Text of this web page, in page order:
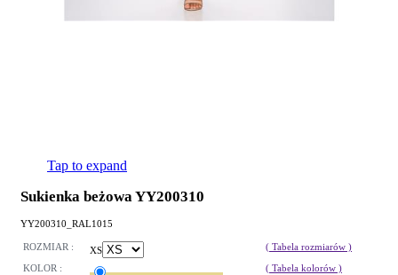
Tap to expand
Sukienka beżowa YY200310
YY200310_RAL1015
ROZMIAR : XS
( Tabela rozmiarów )
KOLOR :
( Tabela kolorów )